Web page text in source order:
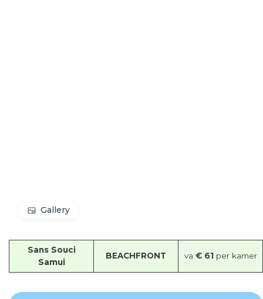
Gallery
Sans Souci
Samui
BEACHFRONT va € 61per kamer